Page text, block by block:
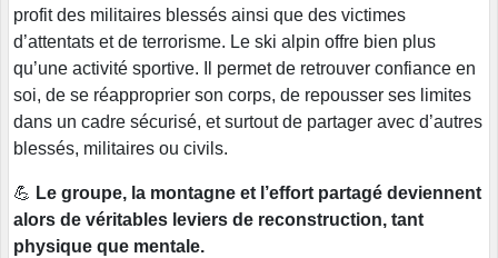
profit des militaires blessés ainsi que des victimes
d’attentats et de terrorisme. Le ski alpin offre bien plus
qu’une activité sportive. Il permet de retrouver confiance en
soi, de se réapproprier son corps, de repousser ses limites
dans un cadre sécurisé, et surtout de partager avec d’autres
blessés, militaires ou civils.
💪 Le groupe, la montagne et l’effort partagé deviennent
alors de véritables leviers de reconstruction, tant
physique que mentale.